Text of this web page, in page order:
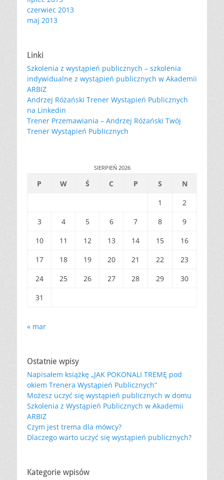
czerwiec 2013
maj 2013
Linki
Szkolenia z wystąpień publicznych – szkolenia
indywidualne z wystąpień publicznych w Akademii
ARBIZ
Andrzej Różański Trener Wystąpień Publicznych
na Linkedin
Trener Przemawiania – Andrzej Różański Twój
Trener Wystąpień Publicznych
SIERPIEŃ 2026
P W Ś C P S
N
1
2
3
4 5 6 7 8
9
10
11 12 13 14 15
16
17
18 19 20 21 22
23
24
25 26 27 28 29
30
31
« mar
Ostatnie wpisy
Napisałem książkę „JAK POKONALI TREMĘ pod
okiem Trenera Wystąpień Publicznych”
Możesz uczyć się wystąpień publicznych w domu
Szkolenia z Wystąpień Publicznych w Akademii
ARBIZ
Czym jest trema dla mówcy?
Dlaczego warto uczyć się wystąpień publicznych?
Kategorie wpisów